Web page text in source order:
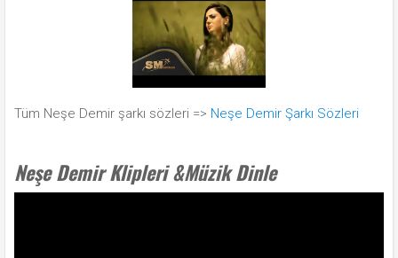
Tüm Neşe Demir şarkı sözleri => Neşe Demir Şarkı Sözleri
Neşe Demir Klipleri &Müzik Dinle